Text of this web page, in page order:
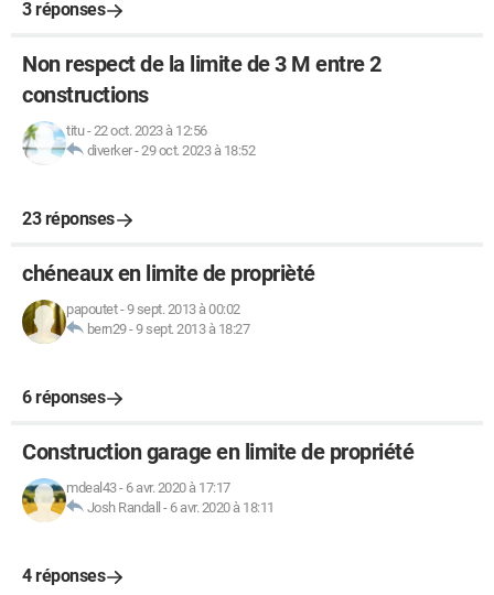
3 réponses
Non respect de la limite de 3 M entre 2
constructions
titu-22 oct. 2023 à 12:56
diverker-29 oct. 2023 à 18:52
23 réponses
chéneaux en limite de proprièté
papoutet-9 sept. 2013 à 00:02
bern29-9 sept. 2013 à 18:27
6 réponses
Construction garage en limite de propriété
mdeal43- 6 avr. 2020 à 17:17
Josh Randall - 6 avr. 2020 à 18:11
4 réponses